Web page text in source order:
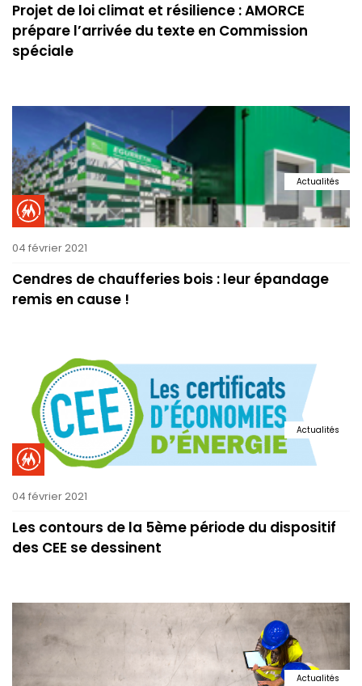
Projet de loi climat et résilience : AMORCE
prépare l’arrivée du texte en Commission
spéciale
Actualités
04 février 2021
Cendres de chaufferies bois : leur épandage
remis en cause !
Actualités
04 février 2021
Les contours de la 5ème période du dispositif
des CEE se dessinent
Actualités